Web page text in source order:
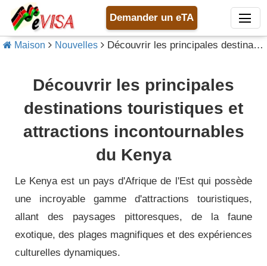
Demander un eTA
Maison Nouvelles Découvrir les principales destinations touristiques et attractions incontournables du Kenya
Découvrir les principales
destinations touristiques et
attractions incontournables
du Kenya
Le Kenya est un pays d'Afrique de l'Est qui possède
une incroyable gamme d'attractions touristiques,
allant des paysages pittoresques, de la faune
exotique, des plages magnifiques et des expériences
culturelles dynamiques.